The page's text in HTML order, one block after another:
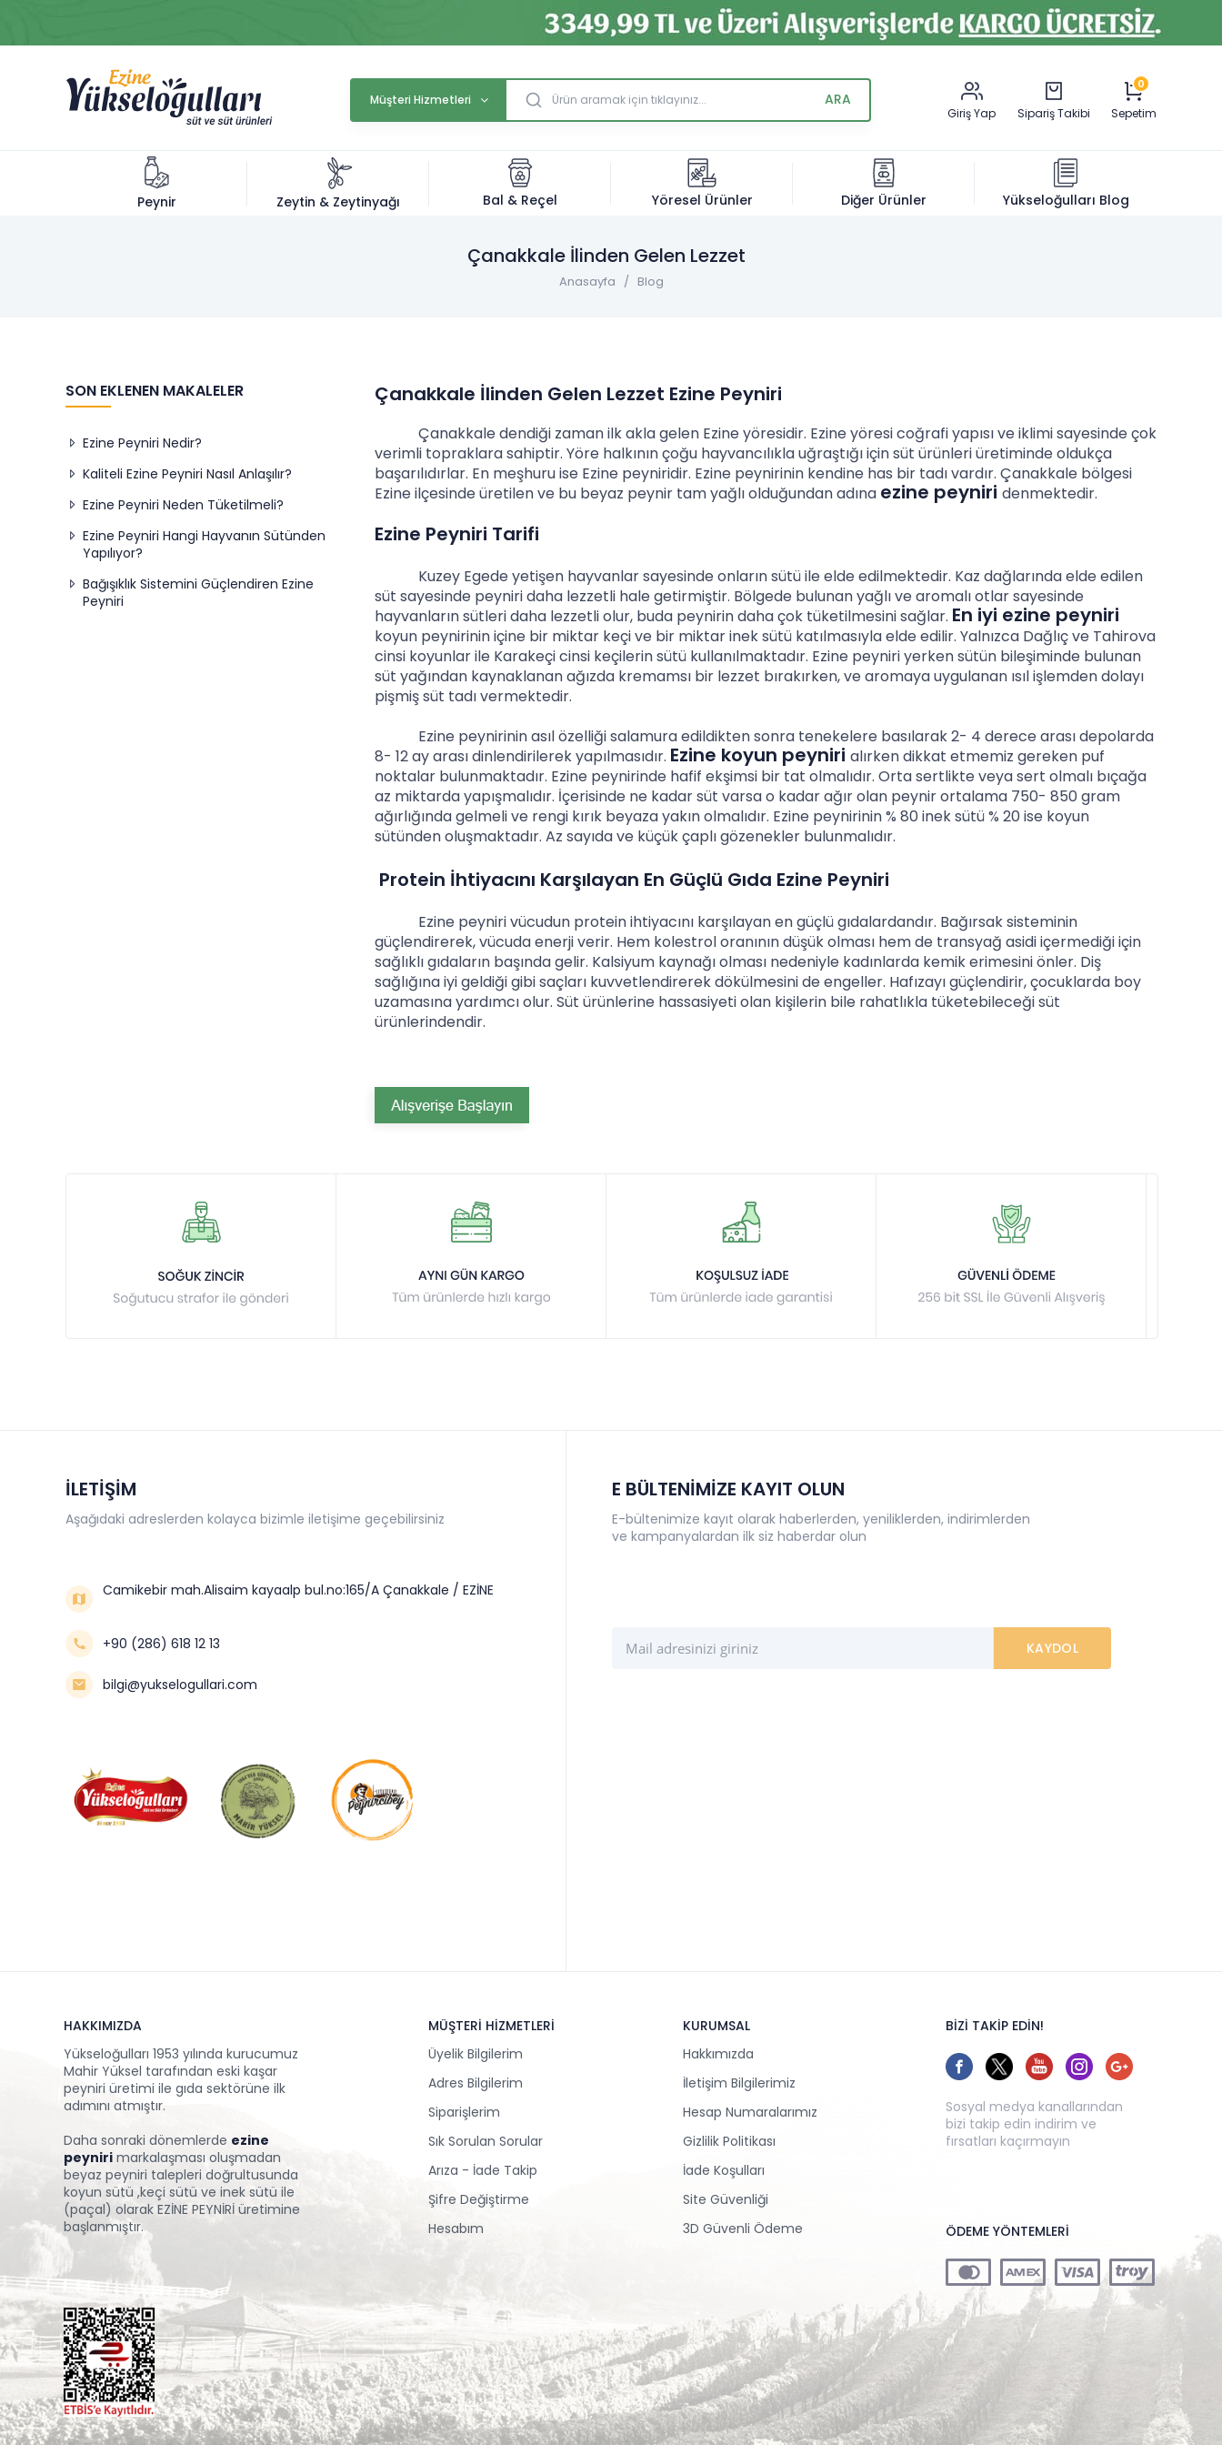
Müşteri Hizmetleri
Giriş Yap
Sipariş Takibi
0
Sepetim
Peynir Zeytin & Zeytinyağı Bal & Reçel Yöresel Ürünler Diğer Ürünler Yükseloğulları Blog
Çanakkale İlinden Gelen Lezzet
Anasayfa Blog
SON EKLENEN MAKALELER
Ezine Peyniri Nedir?
Kaliteli Ezine Peyniri Nasıl Anlaşılır?
Ezine Peyniri Neden Tüketilmeli?
Ezine Peyniri Hangi Hayvanın Sütünden
Yapılıyor?
Bağışıklık Sistemini Güçlendiren Ezine
Peyniri
Çanakkale İlinden Gelen Lezzet Ezine Peyniri
Çanakkale dendiği zaman ilk akla gelen Ezine yöresidir. Ezine yöresi coğrafi yapısı ve iklimi sayesinde çok
verimli topraklara sahiptir. Yöre halkının çoğu hayvancılıkla uğraştığı için süt ürünleri üretiminde oldukça
başarılıdırlar. En meşhuru ise Ezine peyniridir. Ezine peynirinin kendine has bir tadı vardır. Çanakkale bölgesi
Ezine ilçesinde üretilen ve bu beyaz peynir tam yağlı olduğundan adına ezine peyniri denmektedir.
Ezine Peyniri Tarifi
Kuzey Egede yetişen hayvanlar sayesinde onların sütü ile elde edilmektedir. Kaz dağlarında elde edilen
süt sayesinde peyniri daha lezzetli hale getirmiştir. Bölgede bulunan yağlı ve aromalı otlar sayesinde
hayvanların sütleri daha lezzetli olur, buda peynirin daha çok tüketilmesini sağlar. En iyi ezine peyniri
koyun peynirinin içine bir miktar keçi ve bir miktar inek sütü katılmasıyla elde edilir. Yalnızca Dağlıç ve Tahirova
cinsi koyunlar ile Karakeçi cinsi keçilerin sütü kullanılmaktadır. Ezine peyniri yerken sütün bileşiminde bulunan
süt yağından kaynaklanan ağızda kremamsı bir lezzet bırakırken, ve aromaya uygulanan ısıl işlemden dolayı
pişmiş süt tadı vermektedir.
Ezine peynirinin asıl özelliği salamura edildikten sonra tenekelere basılarak 2- 4 derece arası depolarda
8- 12 ay arası dinlendirilerek yapılmasıdır. Ezine koyun peyniri alırken dikkat etmemiz gereken puf
noktalar bulunmaktadır. Ezine peynirinde hafif ekşimsi bir tat olmalıdır. Orta sertlikte veya sert olmalı bıçağa
az miktarda yapışmalıdır. İçerisinde ne kadar süt varsa o kadar ağır olan peynir ortalama 750- 850 gram
ağırlığında gelmeli ve rengi kırık beyaza yakın olmalıdır. Ezine peynirinin % 80 inek sütü % 20 ise koyun
sütünden oluşmaktadır. Az sayıda ve küçük çaplı gözenekler bulunmalıdır.
Protein İhtiyacını Karşılayan En Güçlü Gıda Ezine Peyniri
Ezine peyniri vücudun protein ihtiyacını karşılayan en güçlü gıdalardandır. Bağırsak sisteminin
güçlendirerek, vücuda enerji verir. Hem kolestrol oranının düşük olması hem de transyağ asidi içermediği için
sağlıklı gıdaların başında gelir. Kalsiyum kaynağı olması nedeniyle kadınlarda kemik erimesini önler. Diş
sağlığına iyi geldiği gibi saçları kuvvetlendirerek dökülmesini de engeller. Hafızayı güçlendirir, çocuklarda boy
uzamasına yardımcı olur. Süt ürünlerine hassasiyeti olan kişilerin bile rahatlıkla tüketebileceği süt
ürünlerindendir.
İLETİŞİM
Aşağıdaki adreslerden kolayca bizimle iletişime geçebilirsiniz
Camikebir mah.Alisaim kayaalp bul.no:165/A Çanakkale / EZİNE
+90 (286) 618 12 13
bilgi@yukselogullari.com
E BÜLTENİMİZE KAYIT OLUN
E-bültenimize kayıt olarak haberlerden, yeniliklerden, indirimlerden
ve kampanyalardan ilk siz haberdar olun
HAKKIMIZDA
Yükseloğulları 1953 yılında kurucumuz
Mahir Yüksel tarafından eski kaşar
peyniri üretimi ile gıda sektörüne ilk
adımını atmıştır.
Daha sonraki dönemlerde ezine
peynirimarkalaşması oluşmadan
beyaz peyniri talepleri doğrultusunda
koyun sütü ,keçi sütü ve inek sütü ile
(paçal) olarak EZİNE PEYNİRİ üretimine
başlanmıştır.
MÜŞTERİ HİZMETLERİ
Üyelik Bilgilerim
Adres Bilgilerim
Siparişlerim
Sık Sorulan Sorular
Arıza - İade Takip
Şifre Değiştirme
Hesabım
KURUMSAL
Hakkımızda
İletişim Bilgilerimiz
Hesap Numaralarımız
Gizlilik Politikası
İade Koşulları
Site Güvenliği
3D Güvenli Ödeme
BİZİ TAKİP EDİN!
Sosyal medya kanallarından
bizi takip edin indirim ve
fırsatları kaçırmayın
ÖDEME YÖNTEMLERİ